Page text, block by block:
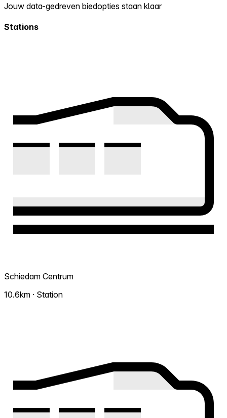
Jouw data-gedreven biedopties staan klaar
Stations
Schiedam Centrum
10.6km · Station